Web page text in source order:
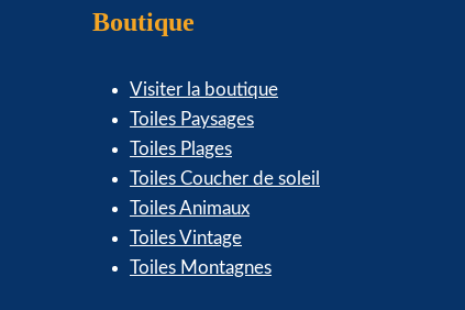
Boutique
Visiter la boutique
Toiles Paysages
Toiles Plages
Toiles Coucher de soleil
Toiles Animaux
Toiles Vintage
Toiles Montagnes